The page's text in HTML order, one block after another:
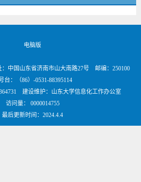
电脑版
中国山东省济南市山大南路27号 邮编：250100
台：（86）-0531-88395114
建设维护：山东大学信息化工作办公室
访问量： 0000014755
最后更新时间： 2024.4.4